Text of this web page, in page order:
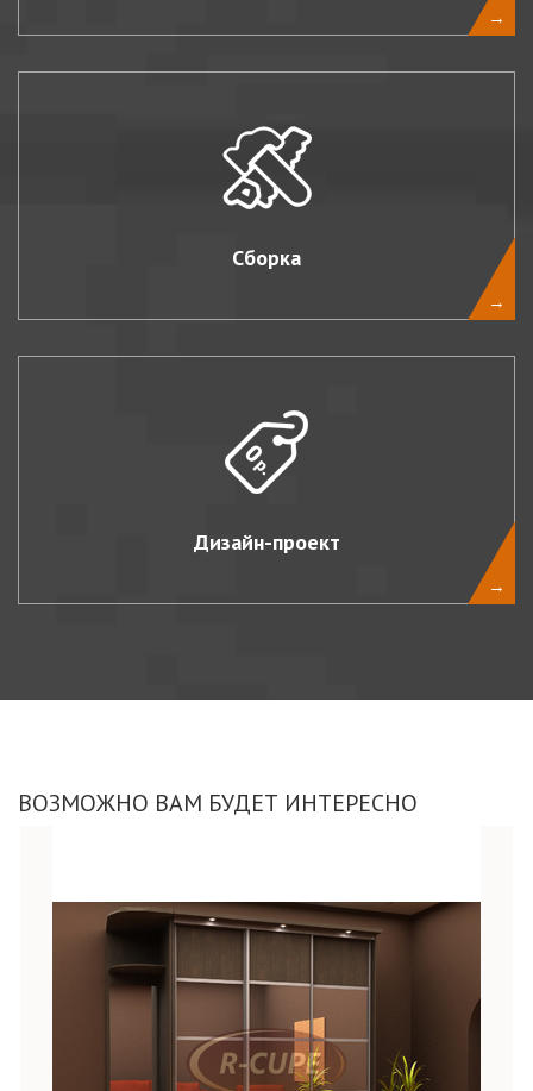
→
Сборка
→
Дизайн-проект
→
ВОЗМОЖНО ВАМ БУДЕТ ИНТЕРЕСНО